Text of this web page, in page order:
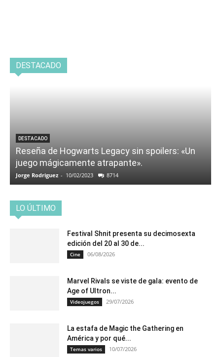
DESTACADO
DESTACADO
Reseña de Hogwarts Legacy sin spoilers: «Un
juego mágicamente atrapante».
Jorge Rodriguez - 10/02/2023 8714
LO ÚLTIMO
Festival Shnit presenta su decimosexta
edición del 20 al 30 de...
Cine 06/08/2026
Marvel Rivals se viste de gala: evento de
Age of Ultron...
Videojuegos 29/07/2026
La estafa de Magic the Gathering en
América y por qué...
Temas varios 10/07/2026